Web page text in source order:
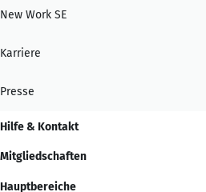
New Work SE
Karriere
Presse
Hilfe & Kontakt
Mitgliedschaften
Hauptbereiche